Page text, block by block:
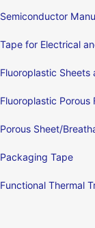
Semiconductor
Tape for Electrical
Fluoroplastic Sheets
Fluoroplastic Porous
Porous Sheet/
Packaging Tape
Functional Thermal